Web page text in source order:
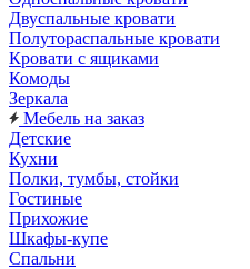
Двуспальные кровати
Полутораспальные кровати
Кровати с ящиками
Комоды
Зеркала
Мебель на заказ
Детские
Кухни
Полки, тумбы, стойки
Гостиные
Прихожие
Шкафы-купе
Спальни